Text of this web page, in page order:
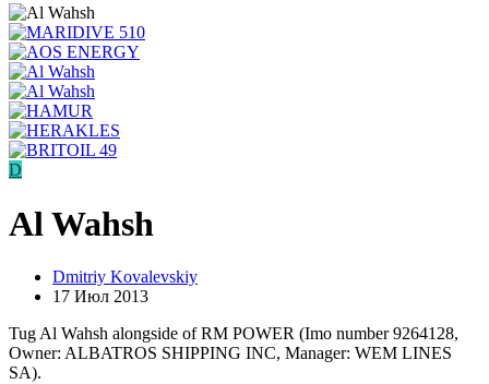
D
Al Wahsh
Dmitriy Kovalevskiy
17 Июл 2013
Tug Al Wahsh alongside of RM POWER (Imo number 9264128,
Owner: ALBATROS SHIPPING INC, Manager: WEM LINES
SA).